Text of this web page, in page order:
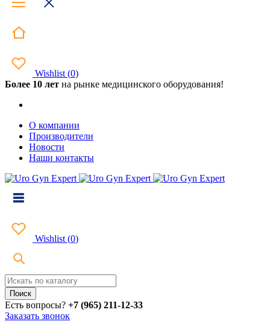
Wishlist (0)
Более 10 лет на рынке медицинского оборудования!
О компании
Производители
Новости
Наши контакты
Wishlist (0)
Есть вопросы? +7 (965) 211-12-33
Заказать звонок